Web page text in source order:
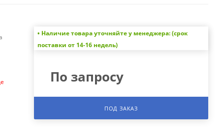
• Наличие товара уточняйте у менеджера: (срок
поставки от 14-16 недель)
По запросу
ПОД ЗАКАЗ